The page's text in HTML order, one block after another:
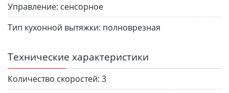
Управление: сенсорное
Тип кухонной вытяжки: полноврезная
Технические характеристики
Количество скоростей: 3